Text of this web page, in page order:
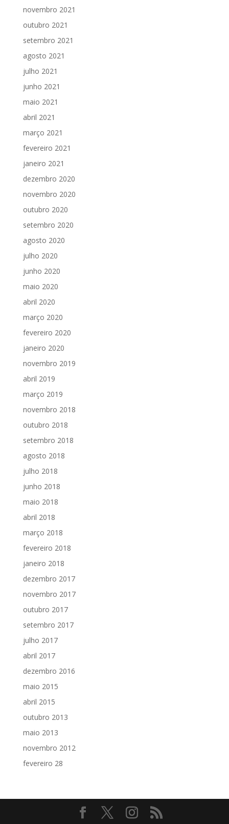
novembro 2021
outubro 2021
setembro 2021
agosto 2021
julho 2021
junho 2021
maio 2021
abril 2021
março 2021
fevereiro 2021
janeiro 2021
dezembro 2020
novembro 2020
outubro 2020
setembro 2020
agosto 2020
julho 2020
junho 2020
maio 2020
abril 2020
março 2020
fevereiro 2020
janeiro 2020
novembro 2019
abril 2019
março 2019
novembro 2018
outubro 2018
setembro 2018
agosto 2018
julho 2018
junho 2018
maio 2018
abril 2018
março 2018
fevereiro 2018
janeiro 2018
dezembro 2017
novembro 2017
outubro 2017
setembro 2017
julho 2017
abril 2017
dezembro 2016
maio 2015
abril 2015
outubro 2013
maio 2013
novembro 2012
fevereiro 28